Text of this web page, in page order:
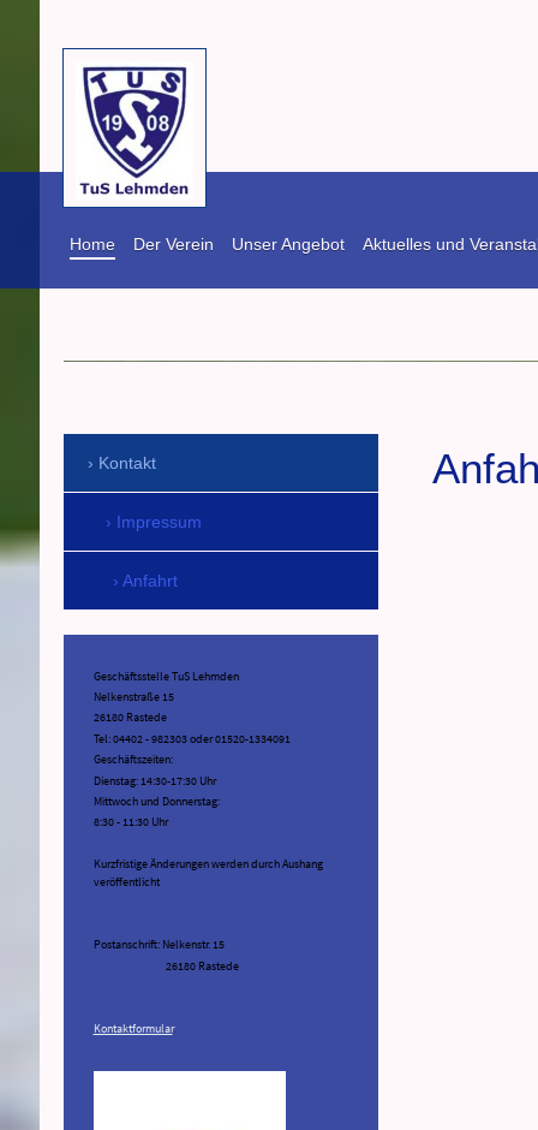
Home Der Verein Unser Angebot Aktuelles und
Kontakt
Impressum
Anfahrt
Geschäftsstelle TuS Lehmden
Nelkenstraße 15
26180 Rastede
Tel: 04402 - 982303 oder 01520-1334091
Geschäftszeiten:
Dienstag: 14:30-17:30 Uhr
Mittwoch und Donnerstag:
8:30 - 11:30 Uhr
Kurzfristige Änderungen werden durch Aushang
veröffentlicht
Postanschrift: Nelkenstr. 15
26180 Rastede
Kontaktformular.